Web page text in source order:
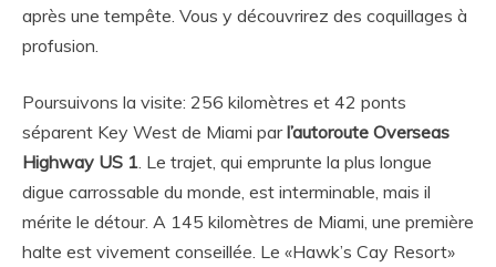
après une tempête. Vous y découvrirez des coquillages à
profusion.
Poursuivons la visite: 256 kilomètres et 42 ponts
séparent Key West de Miami parl’autoroute Overseas
Highway US 1 . Le trajet, qui emprunte la plus longue
digue carrossable du monde, est interminable, mais il
mérite le détour. A 145 kilomètres de Miami, une première
halte est vivement conseillée. Le «Hawk’s Cay Resort»